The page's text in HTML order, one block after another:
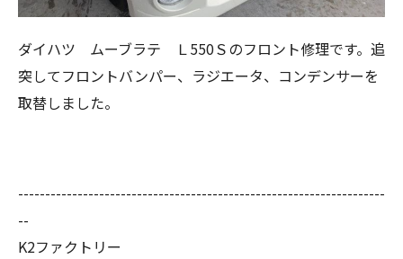
ダイハツ ムーブラテ Ｌ550Ｓのフロント修理です。追
突してフロントバンパー、ラジエータ、コンデンサーを
取替しました。
--------------------------------------------------------------------
--
K2ファクトリー